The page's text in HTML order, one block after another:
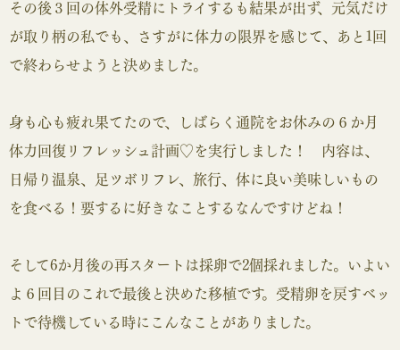
その後３回の体外受精にトライするも結果が出ず、元気だけ
が取り柄の私でも、さすがに体力の限界を感じて、あと1回
で終わらせようと決めました。
身も心も疲れ果てたので、しばらく通院をお休みの６か月
体力回復リフレッシュ計画♡を実行しました！ 内容は、
日帰り温泉、足ツボリフレ、旅行、体に良い美味しいもの
を食べる！要するに好きなことするなんですけどね！
そして6か月後の再スタートは採卵で2個採れました。いよい
よ６回目のこれで最後と決めた移植です。受精卵を戻すベッ
トで待機している時にこんなことがありました。